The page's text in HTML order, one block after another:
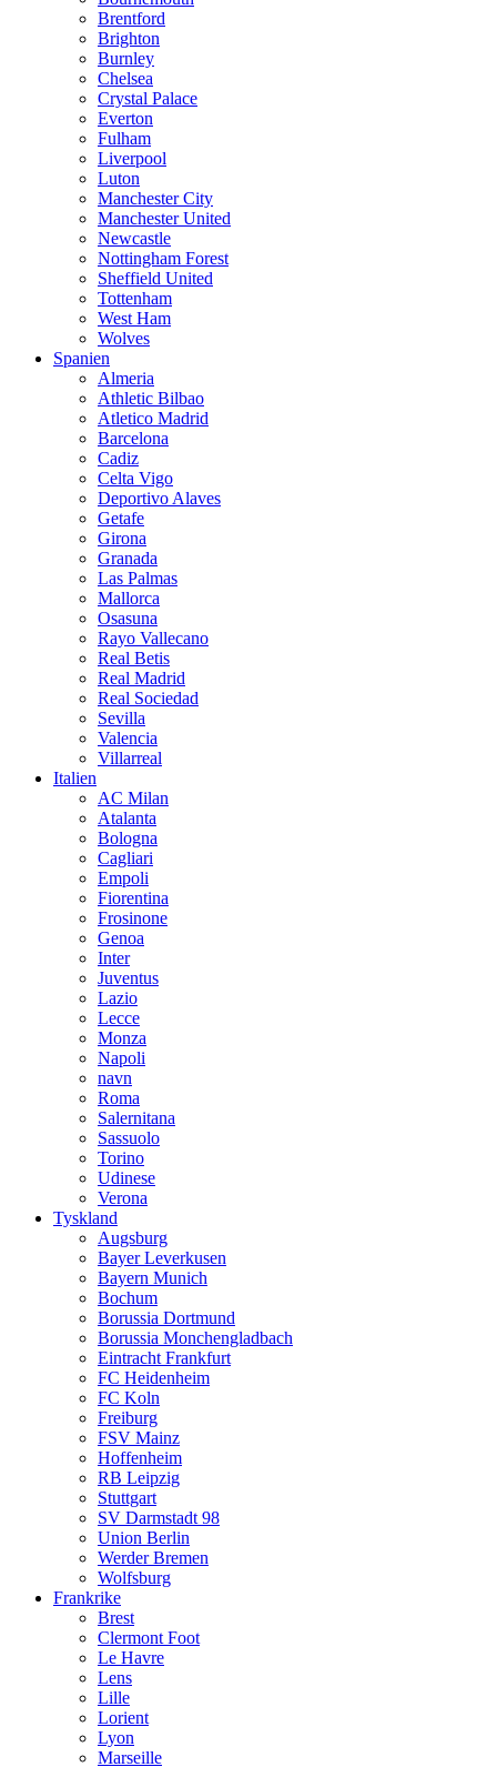
Brentford
Brighton
Burnley
Chelsea
Crystal Palace
Everton
Fulham
Liverpool
Luton
Manchester City
Manchester United
Newcastle
Nottingham Forest
Sheffield United
Tottenham
West Ham
Wolves
Spanien
Almeria
Athletic Bilbao
Atletico Madrid
Barcelona
Cadiz
Celta Vigo
Deportivo Alaves
Getafe
Girona
Granada
Las Palmas
Mallorca
Osasuna
Rayo Vallecano
Real Betis
Real Madrid
Real Sociedad
Sevilla
Valencia
Villarreal
Italien
AC Milan
Atalanta
Bologna
Cagliari
Empoli
Fiorentina
Frosinone
Genoa
Inter
Juventus
Lazio
Lecce
Monza
Napoli
navn
Roma
Salernitana
Sassuolo
Torino
Udinese
Verona
Tyskland
Augsburg
Bayer Leverkusen
Bayern Munich
Bochum
Borussia Dortmund
Borussia Monchengladbach
Eintracht Frankfurt
FC Heidenheim
FC Koln
Freiburg
FSV Mainz
Hoffenheim
RB Leipzig
Stuttgart
SV Darmstadt 98
Union Berlin
Werder Bremen
Wolfsburg
Frankrike
Brest
Clermont Foot
Le Havre
Lens
Lille
Lorient
Lyon
Marseille